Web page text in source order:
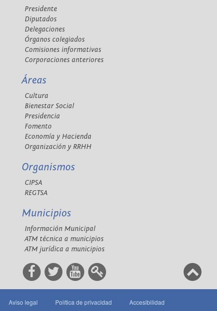
Presidente
Diputados
Delegaciones
Órganos colegiados
Comisiones informativas
Corporaciones anteriores
Áreas
Cultura
Bienestar Social
Presidencia
Fomento
Economía y Hacienda
Organización y RRHH
Organismos
CIPSA
REGTSA
Municipios
Información Municipal
ATM técnica a municipios
ATM jurídica a municipios
Aviso legal Política de privacidad Accesibilidad